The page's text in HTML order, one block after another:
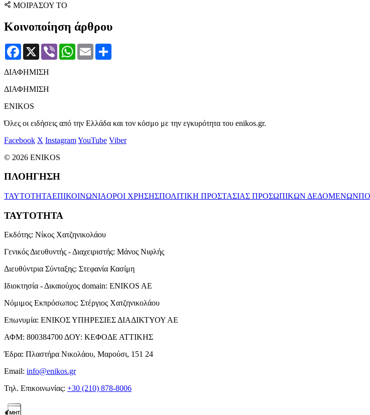
ΜΟΙΡΑΣΟΥ ΤΟ
Κοινοποίηση άρθρου
Facebook
X Viber WhatsApp
Email
ΔΙΑΦΗΜΙΣΗ
ΔΙΑΦΗΜΙΣΗ
ENIKOS
Όλες οι ειδήσεις από την Ελλάδα και τον κόσμο με την εγκυρότητα του enikos.gr.
Facebook X InstagramYouTube Viber
© 2026 ENIKOS
ΠΛΟΗΓΗΣΗ
ΤΑΥΤΟΤΗΤΑΕΠΙΚΟΙΝΩΝΙΑΟΡΟΙ ΧΡΗΣΗΣΠΟΛΙΤΙΚΗ ΠΡΟΣΤΑΣΙΑΣ ΠΡΟΣΩΠΙΚΩΝ ΔΕΔΟΜΕΝΩΝ
ΤΑΥΤΟΤΗΤΑ
Εκδότης: Νίκος Χατζηνικολάου
Γενικός Διευθυντής - Διαχειριστής: Μάνος Νιφλής
Διευθύντρια Σύνταξης: Στεφανία Κασίμη
Ιδιοκτησία - Δικαιούχος domain: ENIKOS AE
Νόμιμος Εκπρόσωπος: Στέργιος Χατζηνικολάου
Επωνυμία: ΕΝΙΚΟΣ ΥΠΗΡΕΣΙΕΣ ΔΙΑΔΙΚΤΥΟΥ ΑΕ
ΑΦΜ: 800384700ΔΟΥ: ΚΕΦΟΔΕ ΑΤΤΙΚΗΣ
Έδρα: Πλαστήρα Νικολάου, Μαρούσι, 151 24
Email: info@enikos.gr
Τηλ. Επικοινωνίας: +30 (210) 878-8006